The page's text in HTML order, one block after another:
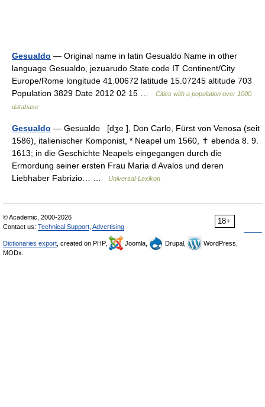
Gesualdo — Original name in latin Gesualdo Name in other
language Gesualdo, jezuarudo State code IT Continent/City
Europe/Rome longitude 41.00672 latitude 15.07245 altitude 703
Population 3829 Date 2012 02 15 …
Cities with a population over 1000
database
Gesualdo — Gesuạldo [dʒe ], Don Carlo, Fürst von Venosa (seit
1586), italienischer Komponist, * Neapel um 1560, ✝ ebenda 8. 9.
1613; in die Geschichte Neapels eingegangen durch die
Ermordung seiner ersten Frau Maria d Avalos und deren
Liebhaber Fabrizio… …
Universal-Lexikon
18+
© Academic, 2000-2026
Contact us: Technical Support Advertising
Dictionaries export , created on PHP, Joomla, Drupal,
WordPress,
MODx.